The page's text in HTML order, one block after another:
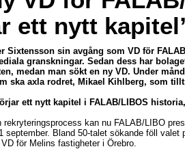
ett nytt
Sixtensson sin avgång som VD för
granskningar. Sedan dess har
medan man sökt en ny VD. Under
ska axla rodret, Mikael Kihlberg, som
ett nytt kapitel i FALAB/LIBOS
rekryteringsprocess kan nu FALAB/LIBO
september. Bland 50-talet sökande föll valet
för Melins fastigheter i Örebro.